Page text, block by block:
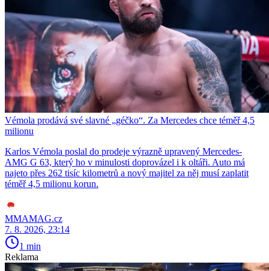
Vémola prodává své slavné „géčko“. Za Mercedes chce téměř 4,5
milionu
Karlos Vémola poslal do prodeje výrazně upravený Mercedes-
AMG G 63, který ho v minulosti doprovázel i k oltáři. Auto má
najeto přes 262 tisíc kilometrů a nový majitel za něj musí zaplatit
téměř 4,5 milionu korun.
MMAMAG.cz
7. 8. 2026, 23:14
1 min
Reklama